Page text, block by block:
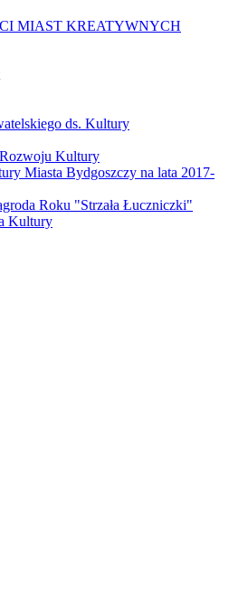
MIAST KREATYWNYCH
ds. Kultury
Kultury
Miasta Bydgoszczy na lata 2017-
Roku "Strzała Łuczniczki"
Kultury